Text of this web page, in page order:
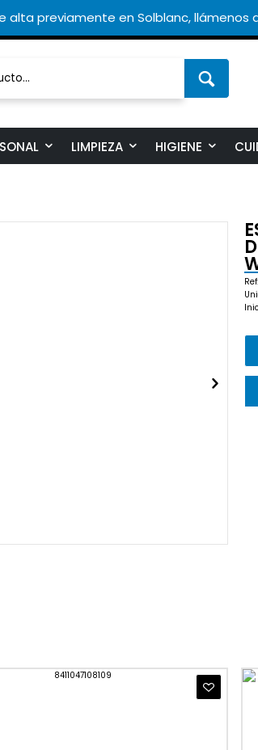
previamente en Solblanc, llámenos
LIMPIEZA HIGIENE